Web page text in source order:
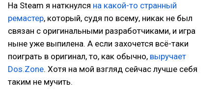
На Steam я наткнулся на какой-то странный
ремастер, который, судя по всему, никак не был
связан с оригинальными разработчиками, и игра
ныне уже выпилена. А если захочется всё-таки
поиграть в оригинал, то, как обычно, выручает
Dos.Zone. Хотя на мой взгляд сейчас лучше себя
таким не мучить.